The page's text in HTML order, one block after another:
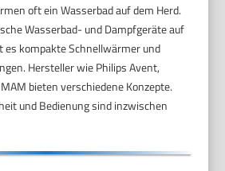
oft ein Wasserbad auf dem Herd.
Wasserbad- und Dampfgeräte auf
es kompakte Schnellwärmer und
Hersteller wie Philips Avent,
bieten verschiedene Konzepte.
und Bedienung sind inzwischen